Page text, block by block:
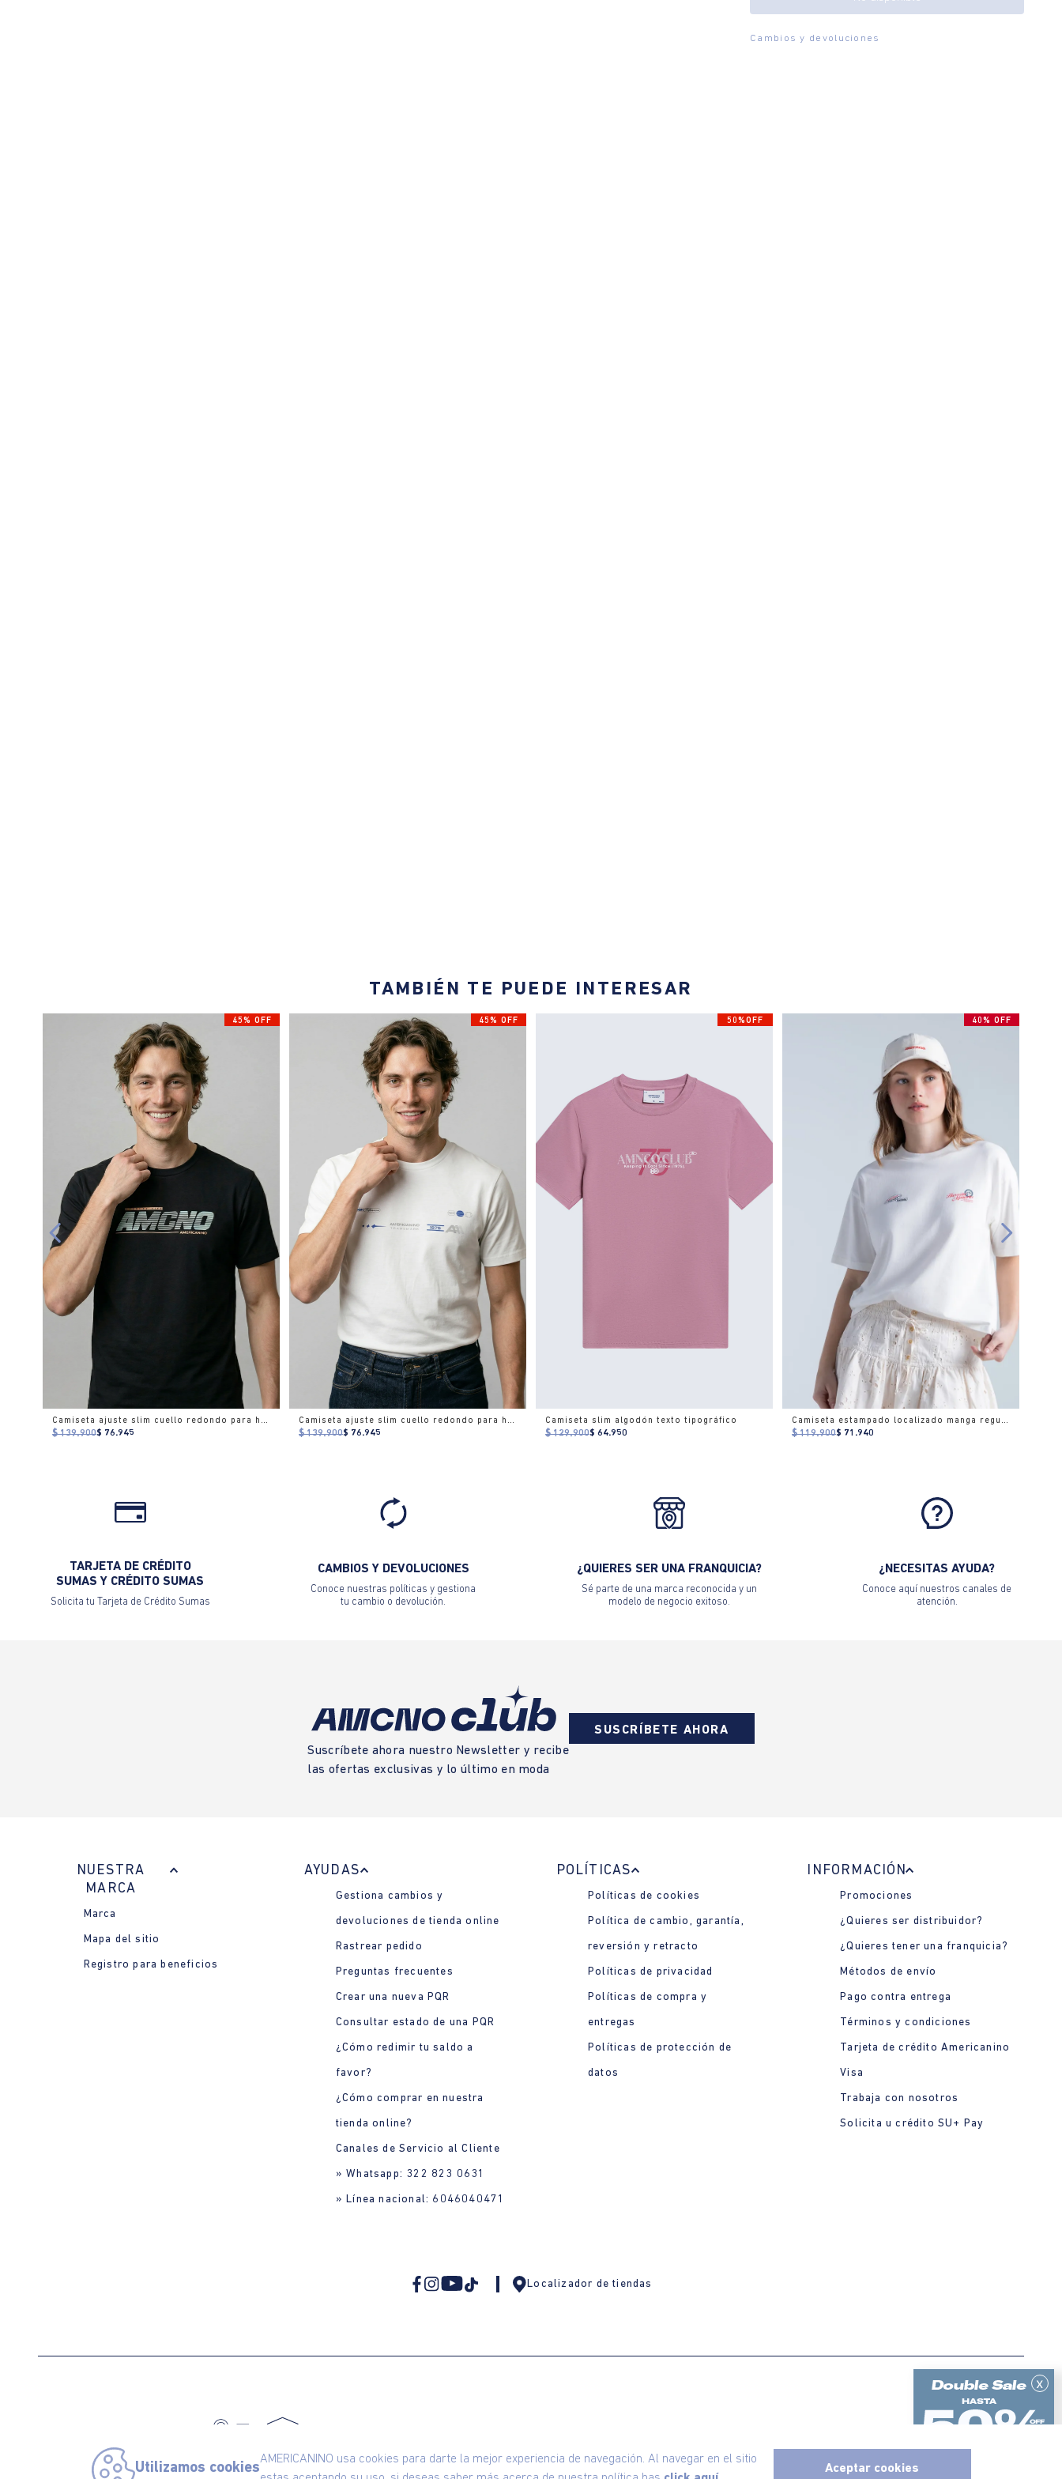
x
Utilizamos cookies
AMERICANINO usa cookies para darte la mejor experiencia de navegación. Al navegar en el sitio
Aceptar cookies
Cambios y devoluciones
TAMBIÉN TE PUEDE INTERESAR
45% OFF
Camiseta ajuste slim cuello redondo para hombre
$ 139.900$ 76.945
45% OFF
Camiseta ajuste slim cuello redondo para hombre
$ 139.900$ 76.945
50%OFF
Camiseta slim algodón texto tipográfico
$ 129.900$ 64.950
40% OFF
Camiseta estampado localizado manga regular cuello redondo para mujer
$ 119.900$ 71.940
TARJETA DE CRÉDITO
SUMAS Y CRÉDITO SUMAS
Solicita tu Tarjeta de Crédito Sumas
CAMBIOS Y DEVOLUCIONES
Conoce nuestras políticas y gestiona
tu cambio o devolución.
¿QUIERES SER UNA FRANQUICIA?
Sé parte de una marca reconocida y un
modelo de negocio exitoso.
¿NECESITAS AYUDA?
Conoce aquí nuestros canales de
atención.
Suscríbete ahora nuestro Newsletter y recibe
las ofertas exclusivas y lo último en moda
SUSCRÍBETE AHORA
NUESTRA
MARCA
Marca
Mapa del sitio
Registro para beneficios
AYUDAS
Gestiona cambios y
devoluciones de tienda online
Rastrear pedido
Preguntas frecuentes
Crear una nueva PQR
Consultar estado de una PQR
¿Cómo redimir tu saldo a
favor?
¿Cómo comprar en nuestra
tienda online?
Canales de Servicio al Cliente
» Whatsapp: 322 823 0631
» Línea nacional: 6046040471
POLÍTICAS
Políticas de cookies
Política de cambio, garantía,
reversión y retracto
Políticas de privacidad
Políticas de compra y
entregas
Políticas de protección de
datos
INFORMACIÓN
Promociones
¿Quieres ser distribuidor?
¿Quieres tener una franquicia?
Métodos de envío
Pago contra entrega
Términos y condiciones
Tarjeta de crédito Americanino
Visa
Trabaja con nosotros
Solicita u crédito SU+ Pay
Localizador de tiendas